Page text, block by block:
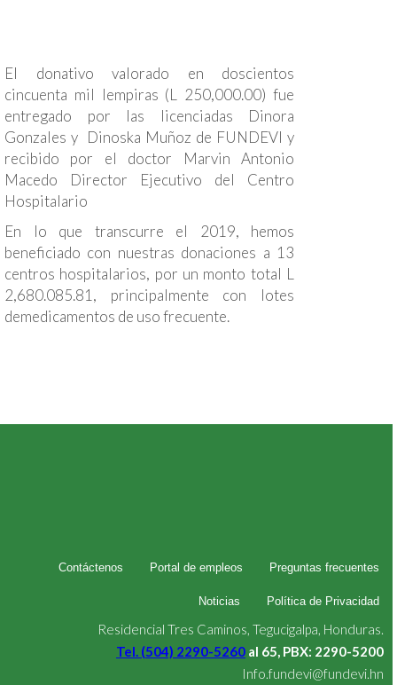
El donativo valorado en doscientos
cincuenta mil lempiras (L 250,000.00) fue
entregado por las licenciadas Dinora
Gonzales y Dinoska Muñoz de FUNDEVI y
recibido por el doctor Marvin Antonio
Macedo Director Ejecutivo del Centro
Hospitalario
En lo que transcurre el 2019, hemos
beneficiado con nuestras donaciones a 13
centros hospitalarios, por un monto total L
2,680.085.81, principalmente con lotes
demedicamentos de uso frecuente.
Contáctenos Portal de empleos Preguntas frecuentes
Noticias Política de Privacidad
Residencial Tres Caminos, Tegucigalpa, Honduras.
Tel. (504) 2290-5260 al 65, PBX: 2290-5200
Info.fundevi@fundevi.hn